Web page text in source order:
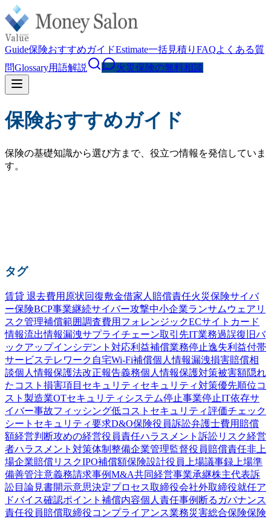
Guide保険おすすめガイドEstimate一括見積り FAQよくある質
問Glossary用語解説 火災保険の無料相談
保険おすすめガイド
保険の基礎知識から選び方まで、役立つ情報を発信していま
す。
タグ
賃貸 退去費用 原状回復敷金借家人賠償責任火災保険サイバ
ー保険BCP事業継続サイバー攻撃中小企業ランサムウェア リ
スク管理補償範囲調査費用 フォレンジックECサイト カード
情報流出情報漏洩サプライチェーン取引先IT業務過誤復旧バ
ックアップインシデント対応利益補償業務停止逸失利益付帯
サービステレワーク 自宅Wi-Fi補償個人情報漏洩損害賠償相
談個人情報保護法改正報告義務個人情報保護対策被害額隠れ
たコスト 損害項目 セキュリティ セキュリティ対策優先順位コ
スト 製造業OTセキュリティ システム停止事業停止IT依存サ
イバー事故フィッシング低コスト セキュリティ評価チェック
シート セキュリティ要求D&O保険役員訴訟弁護士費用 賠償
額経営判断攻めの経営役員責任ハラスメント 訴訟リスク経営
者ハラスメント対策体制整備企業管理監督役員賠償責任非上
場企業賠償リスクIPO補償額保険設計役員 上場議事録 上場準
備善管注意義務請求事例M&A共同経営事業承継株主代表訴
訟目論見書開示意思決定プロセス取締役会社外取締役就任ア
ドバイス確認ポイント 補償内容個人責任事例 断る ガバナンス
責任役員賠償取締役コンプライアンス業務災害総合保険保険